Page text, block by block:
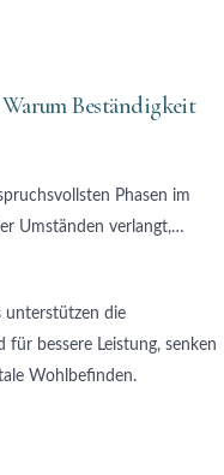
Beständigkeit
Phasen im
Umständen verlangt,…
unterstützen die
für bessere Leistung, senken
Wohlbefinden.